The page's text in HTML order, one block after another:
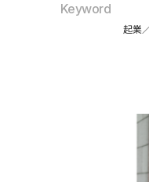
Keyword
起業